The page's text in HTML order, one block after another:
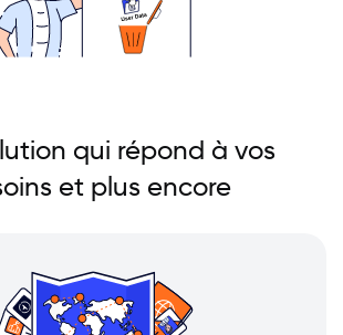
qui répond à vos
et plus encore